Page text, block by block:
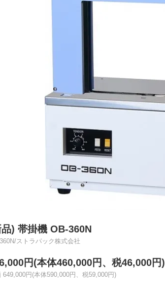
) 帯掛機 OB-360N
ストラパック株式会社
円(本体460,000円、税46,000円)
649,000円(本体590,000円、税59,000円)